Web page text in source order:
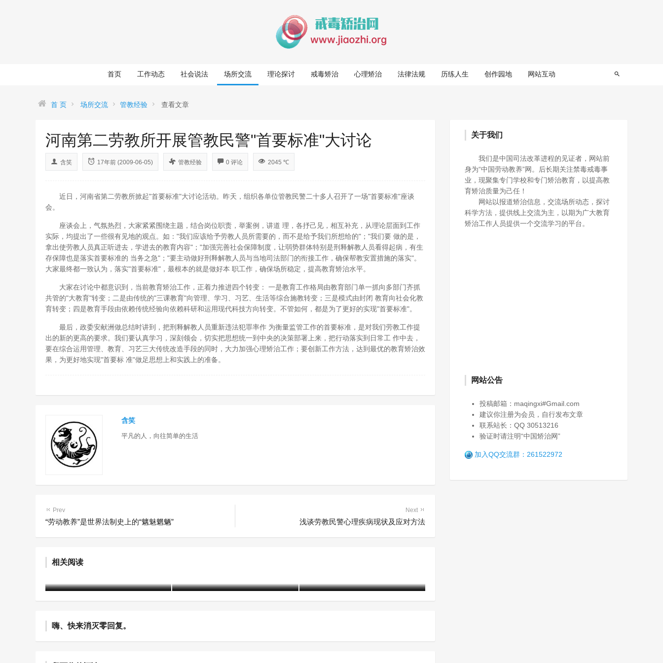
首页 工作动态 社会说法 场所交流 理论探讨 戒毒矫治 心理矫治 法律法规 历练人生 创作园地 网站互动
首 页 场所交流 管教经验 查看文章
河南第二劳教所开展管教民警"首要标准"大讨论
含笑 17年前 (2009-06-05) 管教经验 0 评论 2045 ℃
近日，河南省第二劳教所掀起"首要标准"大讨论活动。昨天，组织各单位管教民警二十多人召开了一场"首要标准"座谈
会。
座谈会上，气氛热烈，大家紧紧围绕主题，结合岗位职责，举案例，讲道 理，各抒己见，相互补充，从理论层面到工作
实际，均提出了一些很有见地的观点。如："我们应该给予劳教人员所需要的，而不是给予我们所想给的"；"我们要 做的是，
拿出使劳教人员真正听进去，学进去的教育内容"；"加强完善社会保障制度，让弱势群体特别是刑释解教人员看得起病，有生
存保障也是落实首要标准的 当务之急"；"要主动做好刑释解教人员与当地司法部门的衔接工作，确保帮教安置措施的落实"。
大家最终都一致认为，落实"首要标准"，最根本的就是做好本 职工作，确保场所稳定，提高教育矫治水平。
大家在讨论中都意识到，当前教育矫治工作，正着力推进四个转变： 一是教育工作格局由教育部门单一抓向多部门齐抓
共管的"大教育"转变；二是由传统的"三课教育"向管理、学习、习艺、生活等综合施教转变；三是模式由封闭 教育向社会化教
育转变；四是教育手段由依赖传统经验向依赖科研和运用现代科技方向转变。不管如何，都是为了更好的实现"首要标准"。
最后，政委安献洲做总结时讲到，把刑释解教人员重新违法犯罪率作 为衡量监管工作的首要标准，是对我们劳教工作提
出的新的更高的要求。我们要认真学习，深刻领会，切实把思想统一到中央的决策部署上来，把行动落实到日常工 作中去，
要在综合运用管理、教育、习艺三大传统改造手段的同时，大力加强心理矫治工作；要创新工作方法，达到最优的教育矫治效
果，为更好地实现"首要标 准"做足思想上和实践上的准备。
含笑
平凡的人，向往简单的生活
Prev
“劳动教养”是世界法制史上的“魑魅魍魉”
Next
浅谈劳教民警心理疾病现状及应对方法
相关阅读
传工作侧记
“听、说、观、写、考”——戒
嗨、快来消灭零回复。
关于我们
我们是中国司法改革进程的见证者，网站前
身为“中国劳动教养”网。后长期关注禁毒戒毒事
业，现聚集专门学校和专门矫治教育，以提高教
育矫治质量为己任！
网站以报道矫治信息，交流场所动态，探讨
科学方法，提供线上交流为主，以期为广大教育
矫治工作人员提供一个交流学习的平台。
网站公告
投稿邮箱：maqingxi#Gmail.com
建议你注册为会员，自行发布文章
联系站长：QQ 30513216
验证时请注明“中国矫治网”
加入QQ交流群：261522972